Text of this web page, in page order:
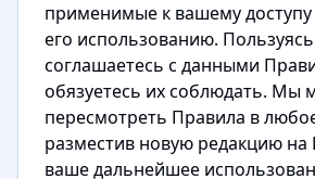
применимые к вашему доступу
его использованию.
соглашаетесь с данными
обязуетесь их соблюдать. Мы
пересмотреть Правила в
разместив новую редакцию на
ваше дальнейшее